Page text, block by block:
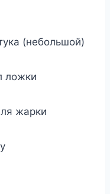
(небольшой)
ложки
жарки